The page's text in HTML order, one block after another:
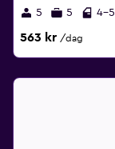
5 5 4-5
563 kr /dag